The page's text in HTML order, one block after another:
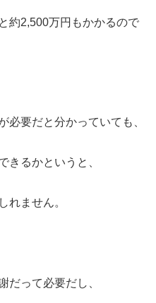
約2,500万円もかかるので
必要だと分かっていても、
きるかというと、
れません。
だって必要だし、